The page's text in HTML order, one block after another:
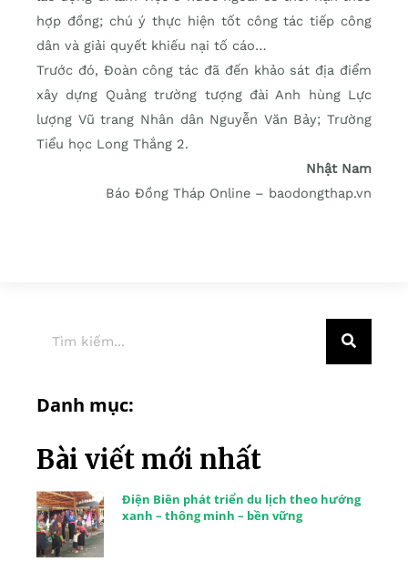
hợp đồng; chú ý thực hiện tốt công tác tiếp công
dân và giải quyết khiếu nại tố cáo…
Trước đó, Đoàn công tác đã đến khảo sát địa điểm
xây dựng Quảng trường tượng đài Anh hùng Lực
lượng Vũ trang Nhân dân Nguyễn Văn Bảy; Trường
Tiểu học Long Thắng 2.
Nhật Nam
Báo Đồng Tháp Online – baodongthap.vn
Danh mục:
Bài viết mới nhất
Điện Biên phát triển du lịch theo hướng
xanh – thông minh – bền vững